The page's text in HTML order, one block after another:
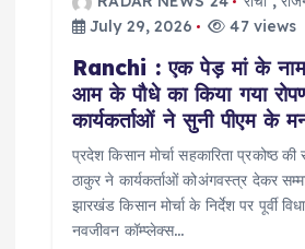
July 29, 2026
47 views
Ranchi : एक पेड़ मां के नाम
आम के पौधे का किया गया
कार्यकर्ताओं ने सुनी पीएम के
प्रदेश किसान मोर्चा सहकारिता प्रकोष्ठ
ठाकुर ने कार्यकर्ताओं कोअंगवस्त्र देकर
झारखंड किसान मोर्चा के निर्देश पर पूर्वी
नवजीवन कॉम्प्लेक्स…